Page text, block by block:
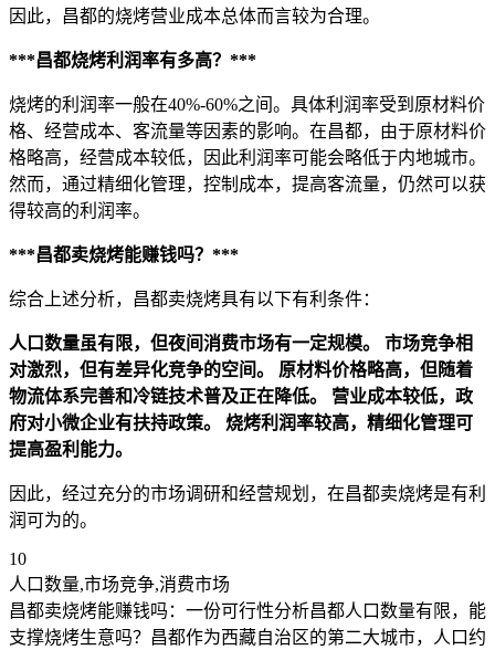
因此，昌都的烧烤营业成本总体而言较为合理。
***昌都烧烤利润率有多高？***
烧烤的利润率一般在40%-60%之间。具体利润率受到原材料价
格、经营成本、客流量等因素的影响。在昌都，由于原材料价
格略高，经营成本较低，因此利润率可能会略低于内地城市。
然而，通过精细化管理，控制成本，提高客流量，仍然可以获
得较高的利润率。
***昌都卖烧烤能赚钱吗？***
综合上述分析，昌都卖烧烤具有以下有利条件：
人口数量虽有限，但夜间消费市场有一定规模。
市场竞争相
对激烈，但有差异化竞争的空间。
原材料价格略高，但随着
物流体系完善和冷链技术普及正在降低。
营业成本较低，政
府对小微企业有扶持政策。
烧烤利润率较高，精细化管理可
提高盈利能力。
因此，经过充分的市场调研和经营规划，在昌都卖烧烤是有利
润可为的。
10
人口数量,市场竞争,消费市场
昌都卖烧烤能赚钱吗：一份可行性分析昌都人口数量有限，能
支撑烧烤生意吗？昌都作为西藏自治区的第二大城市，人口约